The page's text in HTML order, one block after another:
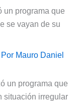
un programa que
se vayan de su
Mauro Daniel
un programa que
situación irregular